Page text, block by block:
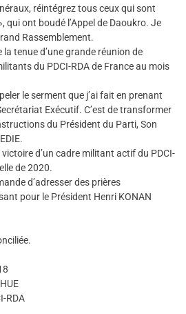
réintégrez tous ceux qui sont
qui ont boudé l’Appel de Daoukro. Je
Rassemblement.
tenue d’une grande réunion de
du PDCI-RDA de France au mois
le serment que j’ai fait en prenant
Exécutif. C’est de transformer
du Président du Parti, Son
d’un cadre militant actif du PDCI-
de 2020.
d’adresser des prières
pour le Président Henri KONAN
RDA